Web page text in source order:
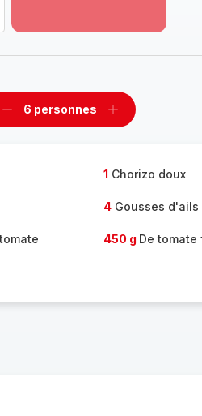
la
Supprimer
6 personnes
Ajouter
1 Chorizo doux
4Gousses d'ails
450 g De